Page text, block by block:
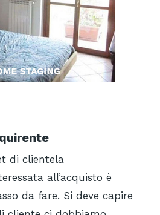
di clientela
all’acquisto è
da fare. Si deve capire